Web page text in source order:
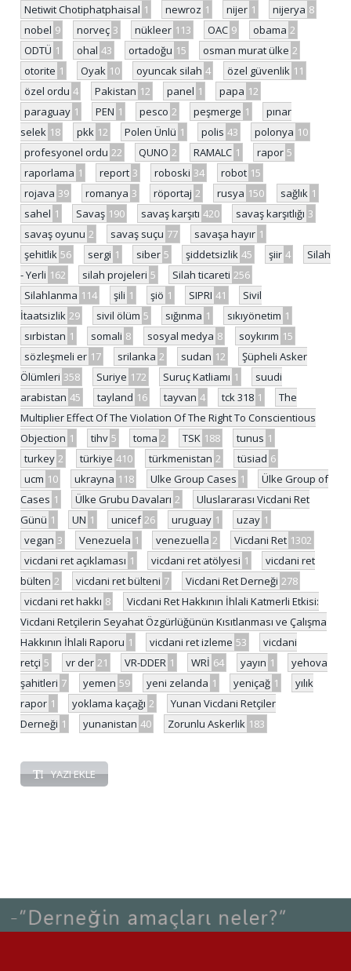
Netiwit Chotiphatphaisal 1 newroz 1 nijer 1 nijerya 8
nobel 9 norveç 3 nükleer 113 OAC 9 obama 2
ODTÜ 1 ohal 43 ortadoğu 15 osman murat ülke 2
otorite 1 Oyak 10 oyuncak silah 4 özel güvenlik 11
özel ordu 4 Pakistan 12 panel 1 papa 12
paraguay 1 PEN 1 pesco 2 peşmerge 1
pınar
selek 18 pkk 12 Polen Ünlü 1 polis 43 polonya 10
profesyonel ordu 22 QUNO 2 RAMALC 1 rapor 5
raporlama 1 report 3 roboski 34 robot 15
rojava 39 romanya 3 röportaj 2 rusya 150 sağlık 1
sahel 1 Savaş 190 savaş karşıtı 420 savaş karşıtlığı 3
savaş oyunu 2 savaş suçu 77 savaşa hayır 1
şehitlik 56 sergi 1 siber 5 şiddetsizlik 45 şiir 4
Silah
- Yerli 162 silah projeleri 5 Silah ticareti 256
Silahlanma 114 şili 1 şiö 1 SIPRI 41
Sivil
İtaatsizlik 29 sivil ölüm 5 sığınma 1 sıkıyönetim 1
sırbistan 1 somali 8 sosyal medya 8 soykırım 15
sözleşmeli er 17 srilanka 2 sudan 12
Şüpheli Asker
Ölümleri 358 Suriye 172 Suruç Katliamı 1
suudi
arabistan 45 tayland 16 tayvan 4 tck 318 1
The
Multiplier Effect Of The Violation Of The Right To Conscientious
Objection 1 tihv 5 toma 2 TSK 188 tunus 1
turkey 2 türkiye 410 türkmenistan 2 tüsiad 6
ucm 10 ukrayna 118 Ulke Group Cases 1
Ülke Group of
Cases 1 Ülke Grubu Davaları 2
Uluslararası Vicdani Ret
Günü 1 UN 1 unicef 26 uruguay 1 uzay 1
vegan 3 Venezuela 1 venezuella 2 Vicdani Ret 1302
vicdani ret açıklaması 1 vicdani ret atölyesi 1
vicdani ret
bülten 2 vicdani ret bülteni 7 Vicdani Ret Derneği 278
vicdani ret hakkı 8
Vicdani Ret Hakkının İhlali Katmerli Etkisi:
Vicdani Retçilerin Seyahat Özgürlüğünün Kısıtlanması ve Çalışma
Hakkının İhlali Raporu 1 vicdani ret izleme 53
vicdani
retçi 5 vr der 21 VR-DDER 1 WRİ 64 yayın 1
yehova
şahitleri 7 yemen 59 yeni zelanda 1 yeniçağ 1
yılık
rapor 1 yoklama kaçağı 2
Yunan Vicdani Retçiler
Derneği 1 yunanistan 40 Zorunlu Askerlik 183
YAZI EKLE